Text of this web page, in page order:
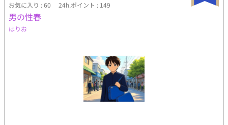
お気に入り : 60 24h.ポイント : 149
男の性春
はりお